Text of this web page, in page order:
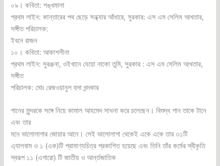
০৯। কবিতা: শঙ্খমালা
প্রথম লাইন: কান্তারের পথ ছেড়ে সন্ধ্যার আঁধারে, সুরকার: এস এম সেলিম আখতার,
সঙ্গীত পরিচালক:
ইবনে রাজন
১০। কবিতা: আকাশলীনা
প্রথম লাইন: সুরঞ্জনা, ওইখানে যেয়ো নাকো তুমি, সুরকার : এস এম সেলিম আখতার,
সঙ্গীত
পরিচালক: মোঃ রেজওয়ানুল হুদা খন্দকার
গানের সুন্দরকে সঙ্গে নিয়ে কামাল আহমেদ সাধনা করে চলেছেন। বিশুদ্ধ গান তাকে টানে
এবং তার
মনে ভালোলাগার জোয়ার আনে। সেই ভালোলাগা থেকেই একে একে তার ৩১টি
এ্যালবাম ও ১ (এক)টি প্রামাণ্যচিত্র প্রকাশিত হয়েছে এবং তিনি তাঁর কর্মের স্বীকৃতি
স্বরূপ ১১ (এগারো) টি জাতীয় ও আর্ন্তজাতিক